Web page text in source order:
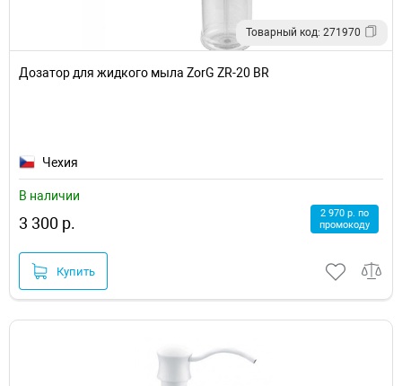
Товарный код: 271970
Дозатор для жидкого мыла ZorG ZR-20 BR
Чехия
В наличии
3 300 р.
2 970 р. по
промокоду
Купить